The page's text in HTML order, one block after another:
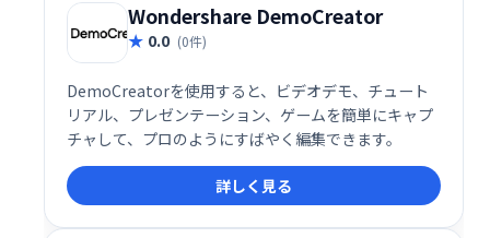
Wondershare DemoCreator
0.0 (0件)
DemoCreatorを使用すると、ビデオデモ、チュート
リアル、プレゼンテーション、ゲームを簡単にキャプ
チャして、プロのようにすばやく編集できます。
詳しく見る